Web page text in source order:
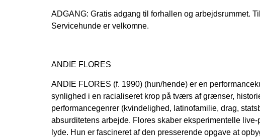
ADGANG: Gratis adgang til forhallen og arbejdsrummet.
Servicehunde er velkomne.
ANDIE FLORES
ANDIE FLORES (f. 1990) (hun/hende) er en
synlighed i en racialiseret krop på tværs af grænser,
performancegenrer (kvindelighed, latinofamilie, drag,
absurditetens arbejde. Flores skaber eksperimentelle
lyde. Hun er fascineret af den presserende opgave at